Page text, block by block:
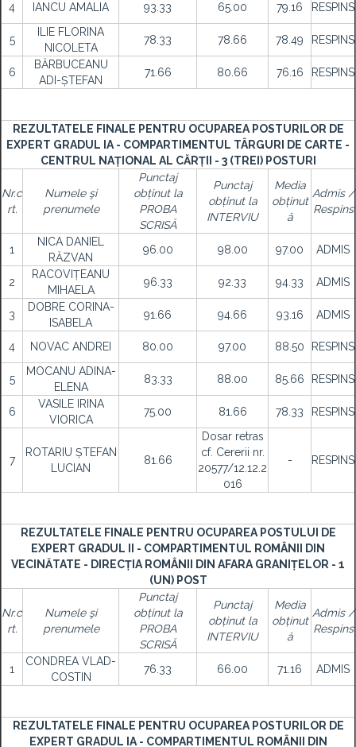
4 IANCU AMALIA 93.33 65.00 79.16 RESPINS
5
ILIE FLORINA
NICOLETA
78.33 78.66 78.49 RESPINS
6
BĂRBUCEANU
ADI-ȘTEFAN
71.66 80.66 76.16 RESPINS
REZULTATELE FINALE PENTRU OCUPAREA POSTURILOR DE
EXPERT GRADUL IA - COMPARTIMENTUL TÂRGURI DE CARTE -
CENTRUL NAȚIONAL AL CĂRȚII - 3 (TREI) POSTURI
Nr.c
rt.
Numele şi
prenumele
Punctaj
obținut la
PROBA
SCRISĂ
Punctaj
obținut la
INTERVIU
Media
obținut
ă
Admis /
Respins
1
NICA DANIEL
RĂZVAN
96.00 98.00 97.00 ADMIS
2
RACOVIȚEANU
MIHAELA
96.33 92.33 94.33 ADMIS
3
DOBRE CORINA-
ISABELA
91.66 94.66 93.16 ADMIS
4 NOVAC ANDREI 80.00 97.00 88.50 RESPINS
5
MOCANU ADINA-
ELENA
83.33 88.00 85.66 RESPINS
6
VASILE IRINA
VIORICA
75.00 81.66 78.33 RESPINS
7
ROTARIU ȘTEFAN
LUCIAN
81.66
Dosar retras
cf. Cererii nr.
20577/12.12.2
016
- RESPINS
REZULTATELE FINALE PENTRU OCUPAREA POSTULUI DE
EXPERT GRADUL II - COMPARTIMENTUL ROMÂNII DIN
VECINĂTATE - DIRECȚIA ROMÂNII DIN AFARA GRANIȚELOR - 1
(UN) POST
Nr.c
rt.
Numele şi
prenumele
Punctaj
obținut la
PROBA
SCRISĂ
Punctaj
obținut la
INTERVIU
Media
obținut
ă
Admis /
Respins
1
CONDREA VLAD-
COSTIN
76.33 66.00 71.16 ADMIS
REZULTATELE FINALE PENTRU OCUPAREA POSTURILOR DE
EXPERT GRADUL IA - COMPARTIMENTUL ROMÂNII DIN